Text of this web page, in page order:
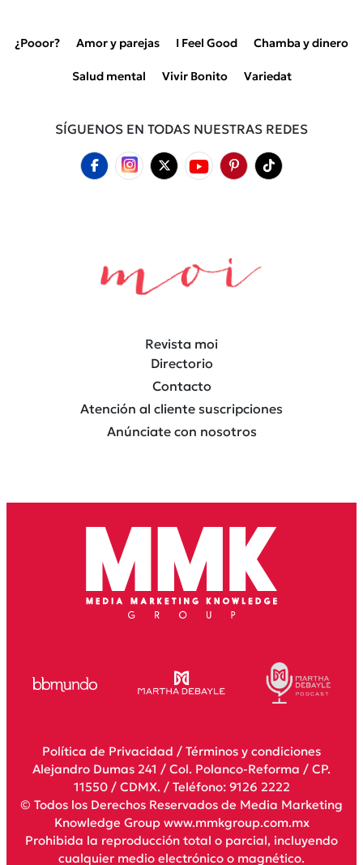
¿Pooor? Amor y parejas I Feel Good Chamba y dinero
Salud mental Vivir Bonito Variedat
SÍGUENOS EN TODAS NUESTRAS REDES
Revista moi
Directorio
Contacto
Atención al cliente suscripciones
Anúnciate con nosotros
Política de Privacidad / Términos y condiciones
Alejandro Dumas 241 / Col. Polanco-Reforma / CP.
11550 / CDMX. / Teléfono: 9126 2222
© Todos los Derechos Reservados de Media Marketing
Knowledge Group www.mmkgroup.com.mx
Prohibida la reproducción total o parcial, incluyendo
cualquier medio electrónico o magnético.